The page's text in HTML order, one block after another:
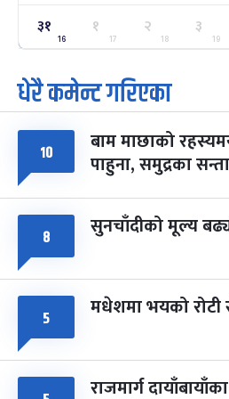
२५
मंगल
ग्याल्पो ल्होसार
फाल्गुन २५, २०८३ Mar 9, 2027
७
आइत
पूर्णिमा व्रत
चैत्र ७, २०८३-
८
सोम
फागुपूर्णिमा
चैत्र ८, २०८३-Mar 22, 2027
३१
16
१
17
२
18
३
19
धेरै कमेन्ट गरिएका
१० बाम माछाको
पाहुना, समुद्रका
८ सुनचाँदीको मूल्य
५ मधेशमा भयको
राजमार्ग